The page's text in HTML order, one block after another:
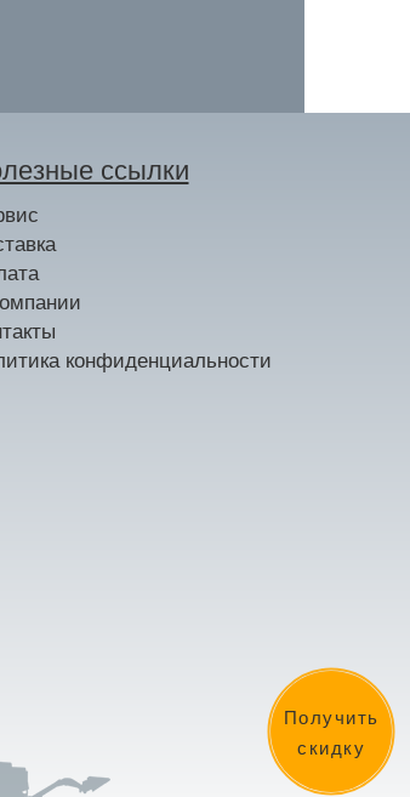
Получить
скидку
ссылки
конфиденциальности